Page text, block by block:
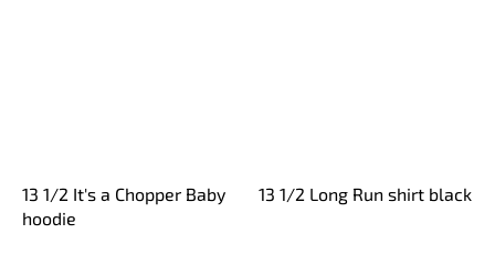
13 1/2 It's a Chopper Baby
hoodie
13 1/2 Long Run shirt black